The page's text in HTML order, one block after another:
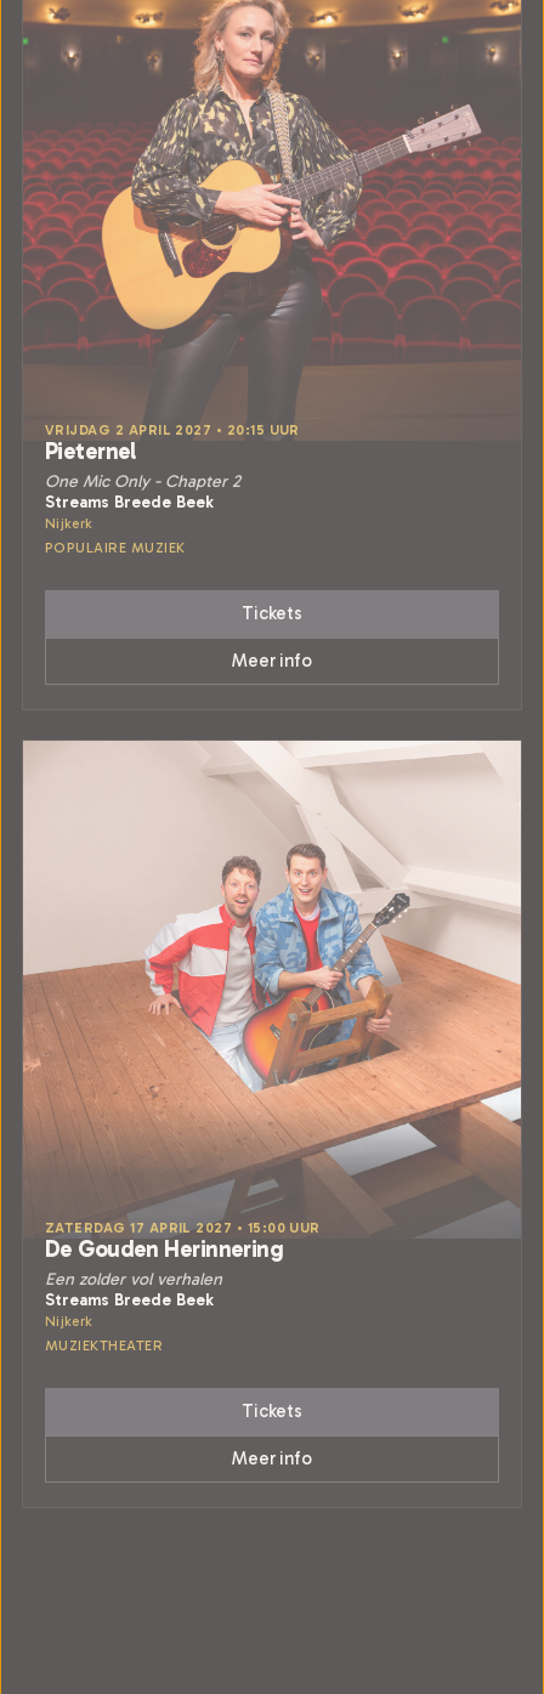
VRIJDAG 2 APRIL 2027 • 20:15 UUR
Pieternel
One Mic Only - Chapter 2
Streams Breede Beek
Nijkerk
POPULAIRE MUZIEK
Tickets
Meer info
ZATERDAG 17 APRIL 2027 • 15:00 UUR
De Gouden Herinnering
Een zolder vol verhalen
Streams Breede Beek
Nijkerk
MUZIEKTHEATER
Tickets
Meer info